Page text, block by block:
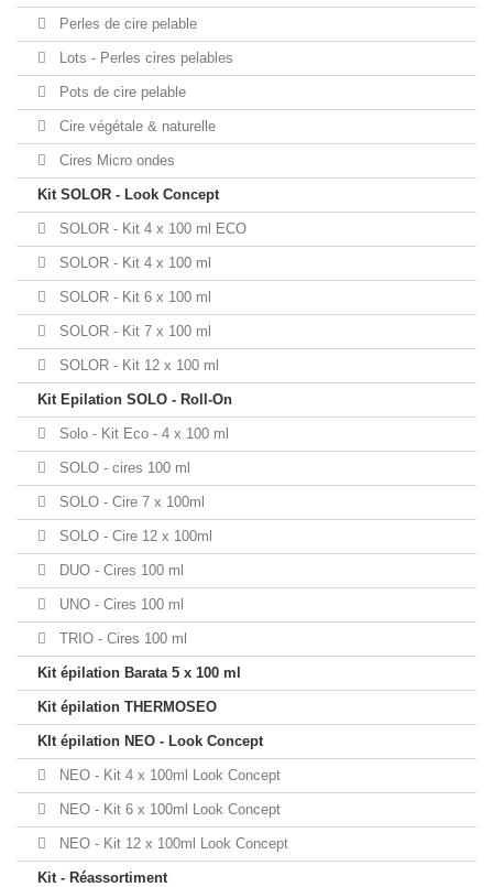
Perles de cire pelable
Lots - Perles cires pelables
Pots de cire pelable
Cire végétale & naturelle
Cires Micro ondes
Kit SOLOR - Look Concept
SOLOR - Kit 4 x 100 ml ECO
SOLOR - Kit 4 x 100 ml
SOLOR - Kit 6 x 100 ml
SOLOR - Kit 7 x 100 ml
SOLOR - Kit 12 x 100 ml
Kit Epilation SOLO - Roll-On
Solo - Kit Eco - 4 x 100 ml
SOLO - cires 100 ml
SOLO - Cire 7 x 100ml
SOLO - Cire 12 x 100ml
DUO - Cires 100 ml
UNO - Cires 100 ml
TRIO - Cires 100 ml
Kit épilation Barata 5 x 100 ml
Kit épilation THERMOSEO
KIt épilation NEO - Look Concept
NEO - Kit 4 x 100ml Look Concept
NEO - Kit 6 x 100ml Look Concept
NEO - Kit 12 x 100ml Look Concept
Kit - Réassortiment